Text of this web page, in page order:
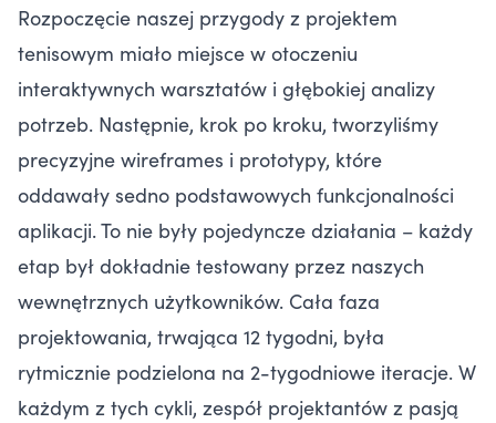
Rozpoczęcie naszej przygody z projektem
tenisowym miało miejsce w otoczeniu
interaktywnych warsztatów i głębokiej analizy
potrzeb. Następnie, krok po kroku, tworzyliśmy
precyzyjne wireframes i prototypy, które
oddawały sedno podstawowych funkcjonalności
aplikacji. To nie były pojedyncze działania – każdy
etap był dokładnie testowany przez naszych
wewnętrznych użytkowników. Cała faza
projektowania, trwająca 12 tygodni, była
rytmicznie podzielona na 2-tygodniowe iteracje. W
każdym z tych cykli, zespół projektantów z pasją